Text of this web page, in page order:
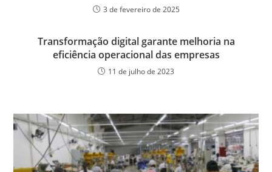
3 de fevereiro de 2025
Transformação digital garante melhoria na
eficiência operacional das empresas
11 de julho de 2023